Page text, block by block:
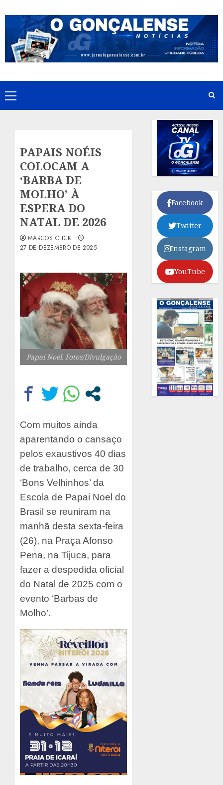
to
content
Primary
Menu
PAPAIS NOÉIS
COLOCAM A
‘BARBA DE
MOLHO’ À
ESPERA DO
NATAL DE 2026
MARCOS CLICK
27 DE DEZEMBRO DE 2025
Papai Noel. Fotos/Divulgação
Com muitos ainda
aparentando o cansaço
pelos exaustivos 40 dias
de trabalho, cerca de 30
‘Bons Velhinhos’ da
Escola de Papai Noel do
Brasil se reuniram na
manhã desta sexta-feira
(26), na Praça Afonso
Pena, na Tijuca, para
fazer a despedida oficial
do Natal de 2025 com o
evento ‘Barbas de
Molho’.
Facebook
Twitter
Instagram
YouTube